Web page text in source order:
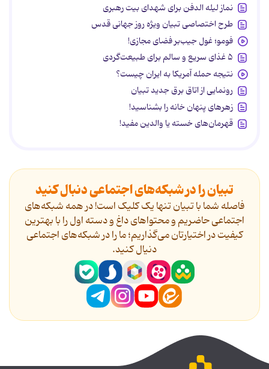
نماز لیله الدفن برای شهدای بیت رهبری
طرح اختصاصی تبیان ویژه روز جهانی قدس
فومو؛ غول جیب‌بر فضای مجازی!
۵ غذای سریع و سالم برای طبیعت‌گردی
نتیجه حمله آمریکا به ایران چیست؟
رونمایی از اتاق برق جدید تبیان
زهرهای پنهان خانه را بشناسید!
قهرمان‌های خسته یا والدین مفید!
تبیان را در شبکه‌های اجتماعی دنبال کنید
فاصله شما با تبیان تنها یک کلیک است! در همه شبکه‌های
اجتماعی حاضریم و محتواهای داغ و دسته اول را با بهترین
کیفیت در اختیارتان می‌گذاریم؛ ما را در شبکه‌های اجتماعی
دنیال کنید.